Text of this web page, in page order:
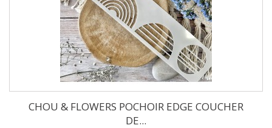
CHOU & FLOWERS POCHOIR EDGE COUCHER
DE...